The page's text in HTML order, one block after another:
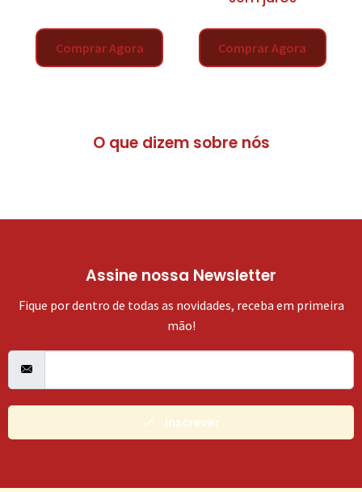
Comprar Agora Comprar Agora
O que dizem sobre nós
Assine nossa Newsletter
Fique por dentro de todas as novidades, receba em primeira
mão!
Inscrever